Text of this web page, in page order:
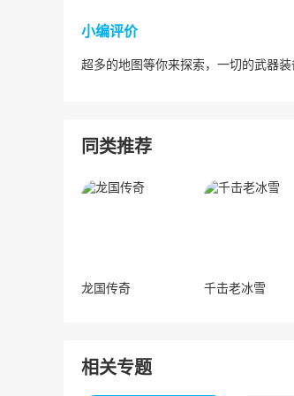
小编评价
超多的地图等你来探索，一切的武器
同类推荐
龙国传奇 千击老冰雪
相关专题